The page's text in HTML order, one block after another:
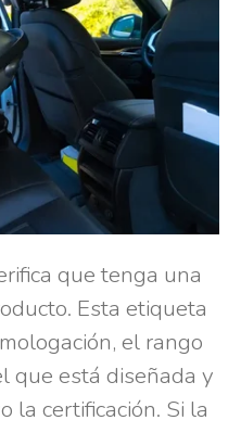
que tenga una
Esta etiqueta
el rango
que está diseñada y
la certificación. Si la